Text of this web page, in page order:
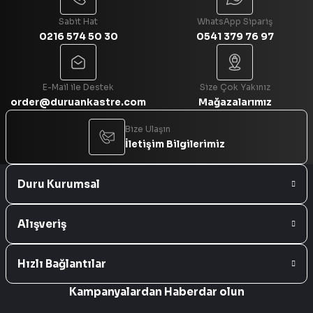
Sabit Hat
0216 574 50 30
WhatsApp Sipariş
0541 379 76 97
E-Mail ile Destek
order@duruankastre.com
Size Çok Yakınız
Mağazalarımız
Bize Ulaşın
İletişim Bilgilerimiz
Duru Kurumsal
Alışveriş
Hızlı Bağlantılar
Kampanyalardan Haberdar olun